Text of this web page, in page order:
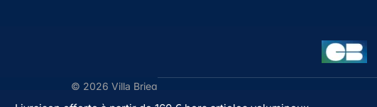
© 2026 Villa Brieg